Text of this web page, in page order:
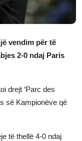
vendim për të
2-0 ndaj Paris
drejt ‘Parc des
së Kampionëve që
të thellë 4-0 ndaj